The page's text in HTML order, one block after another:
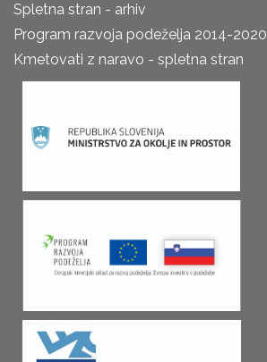
Spletna stran - arhiv
Program razvoja podeželja 2014-2020
Kmetovati z naravo - spletna stran